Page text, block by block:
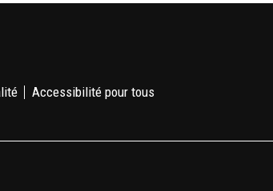
Accessibilité pour tous